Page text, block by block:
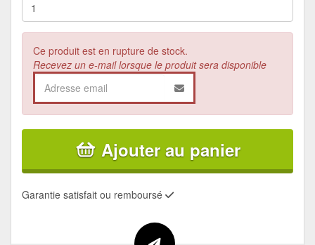
Ce produit est en rupture de stock.
Recevez un e-mail lorsque le produit sera disponible
Ajouter au panier
Garantie satisfait ou remboursé